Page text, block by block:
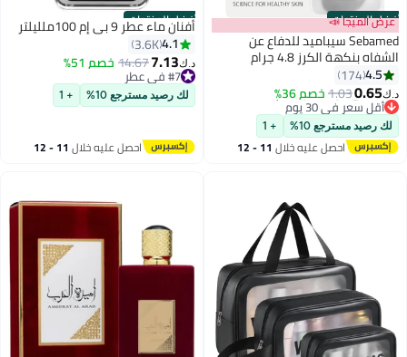
أفضل المنتجات
عرض الميجا 📣
Sebamed سيباميد للدفاع عن
الشفاه بنكهة الكرز 4.8 جرام
4.5
174
د.ك‏0.65
1.03خصم 36%
#1 في مرطبات وبلسم الشفاه
أقل سعر في 30 يوم
#1 في مرطبات وبلسم الشفاه
لك رصيد مسترجع 10% + 1
احصل عليه خلال 11 - 12
أفضل المنتجات
أفنان ماء عطر 9 بي إم 100ملليلتر
4.1
3.6K
د.ك‏7.13
14.67خصم 51% #7 في عطر
أقل سعر في 7 يوم
تم بيع +1500 مؤخرًا
#7 في عطر
لك رصيد مسترجع 10% + 1
احصل عليه خلال 11 - 12